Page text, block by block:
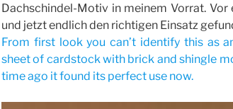
Dachschindel-Motiv in meinem Vorrat.
und jetzt endlich den richtigen Einsatz
From first look you can’t identify this as
sheet of cardstock with brick and shingle
time ago it found its perfect use now.